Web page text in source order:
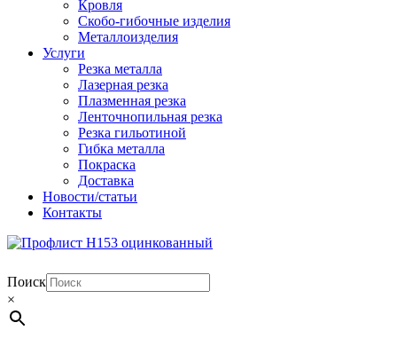
Кровля
Скобо-гибочные изделия
Металлоизделия
Услуги
Резка металла
Лазерная резка
Плазменная резка
Ленточнопильная резка
Резка гильотиной
Гибка металла
Покраска
Доставка
Новости/статьи
Контакты
Поиск
×